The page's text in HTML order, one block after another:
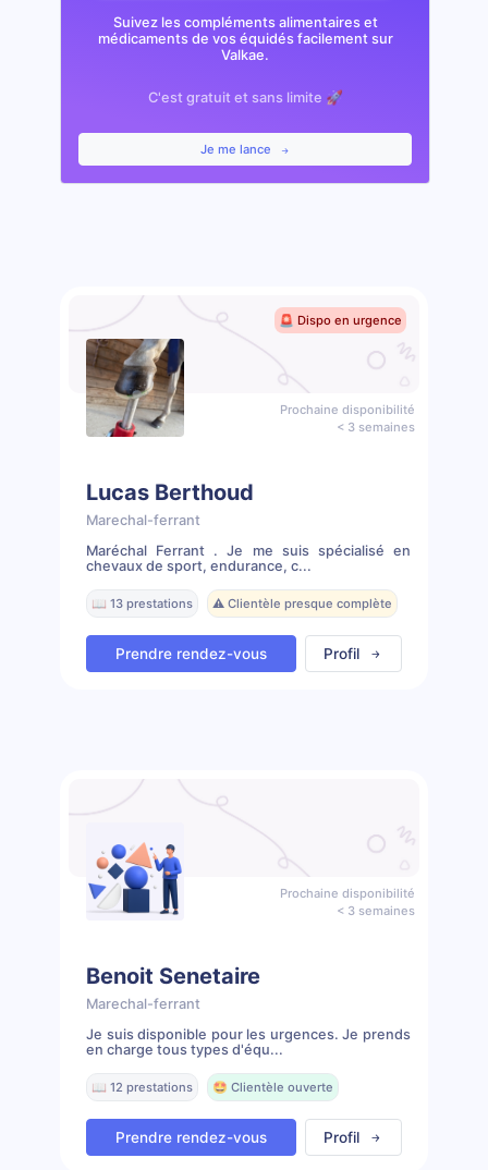
Suivez les compléments alimentaires et
médicaments de vos équidés facilement sur
Valkae.
C'est gratuit et sans limite 🚀
Je me lance
🚨 Dispo en urgence
Prochaine disponibilité
< 3 semaines
Lucas Berthoud
Marechal-ferrant
Maréchal Ferrant . Je me suis spécialisé en
chevaux de sport, endurance, c...
📖 13 prestations ⚠️ Clientèle presque complète
Prendre rendez-vous Profil
Prochaine disponibilité
< 3 semaines
Benoit Senetaire
Marechal-ferrant
Je suis disponible pour les urgences. Je prends
en charge tous types d'équ...
📖 12 prestations 🤩 Clientèle ouverte
Prendre rendez-vous Profil